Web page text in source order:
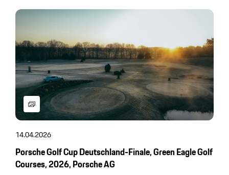
14.04.2026
Porsche Golf Cup Deutschland-Finale, Green Eagle Golf
Courses, 2026, Porsche AG